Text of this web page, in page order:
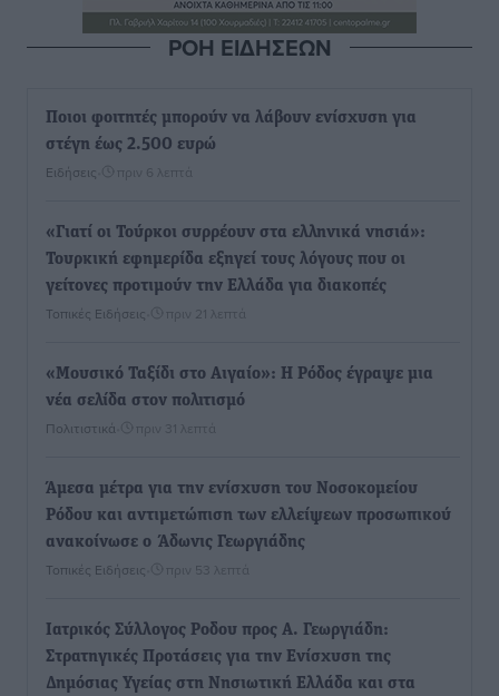
ΡΟΗ ΕΙΔΗΣΕΩΝ
Ποιοι φοιτητές μπορούν να λάβουν ενίσχυση για
στέγη έως 2.500 ευρώ
Ειδήσεις πριν 6 λεπτά
«Γιατί οι Τούρκοι συρρέουν στα ελληνικά νησιά»:
Τουρκική εφημερίδα εξηγεί τους λόγους που οι
γείτονες προτιμούν την Ελλάδα για διακοπές
Τοπικές Ειδήσεις πριν 21 λεπτά
«Μουσικό Ταξίδι στο Αιγαίο»: Η Ρόδος έγραψε μια
νέα σελίδα στον πολιτισμό
Πολιτιστικά πριν 31 λεπτά
Άμεσα μέτρα για την ενίσχυση του Νοσοκομείου
Ρόδου και αντιμετώπιση των ελλείψεων προσωπικού
ανακοίνωσε ο Άδωνις Γεωργιάδης
Τοπικές Ειδήσεις πριν 53 λεπτά
Iατρικός Σύλλογος Ροδου προς Α. Γεωργιάδη:
Στρατηγικές Προτάσεις για την Ενίσχυση της
Δημόσιας Υγείας στη Νησιωτική Ελλάδα και στα